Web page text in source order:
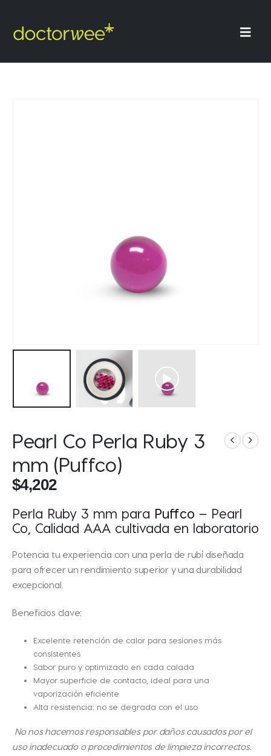
Pearl Co Perla Ruby 3
mm (Puffco)
$4,202
Perla Ruby 3 mm para Puffco – Pearl
Co, Calidad AAA cultivada en laboratorio
Potencia tu experiencia con una perla de rubí diseñada
para ofrecer un rendimiento superior y una durabilidad
excepcional.
Beneficios clave:
Excelente retención de calor para sesiones más
consistentes
Sabor puro y optimizado en cada calada
Mayor superficie de contacto, ideal para una
vaporización eficiente
Alta resistencia: no se degrada con el uso
No nos hacemos responsables por daños causados por el
uso inadecuado o procedimientos de limpieza incorrectos.